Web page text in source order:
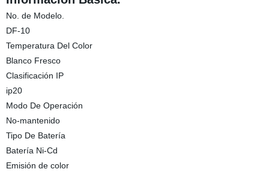
No. de Modelo.
DF-10
Temperatura Del Color
Blanco Fresco
Clasificación IP
ip20
Modo De Operación
No-mantenido
Tipo De Batería
Batería Ni-Cd
Emisión de color